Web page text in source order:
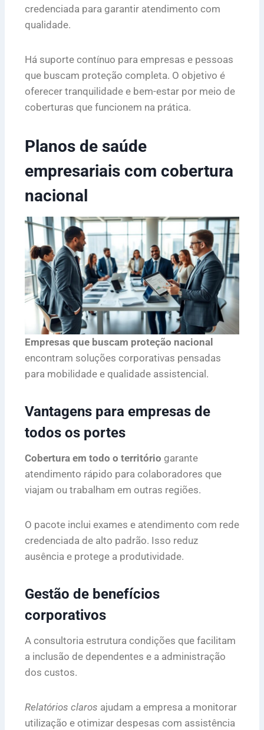
credenciada para garantir atendimento com
qualidade.
Há suporte contínuo para empresas e pessoas
que buscam proteção completa. O objetivo é
oferecer tranquilidade e bem-estar por meio de
coberturas que funcionem na prática.
Planos de saúde
empresariais com cobertura
nacional
Empresas que buscam proteção nacional
encontram soluções corporativas pensadas
para mobilidade e qualidade assistencial.
Vantagens para empresas de
todos os portes
Cobertura em todo o território garante
atendimento rápido para colaboradores que
viajam ou trabalham em outras regiões.
O pacote inclui exames e atendimento com rede
credenciada de alto padrão. Isso reduz
ausência e protege a produtividade.
Gestão de benefícios
corporativos
A consultoria estrutura condições que facilitam
a inclusão de dependentes e a administração
dos custos.
Relatórios claros ajudam a empresa a monitorar
utilização e otimizar despesas com assistência